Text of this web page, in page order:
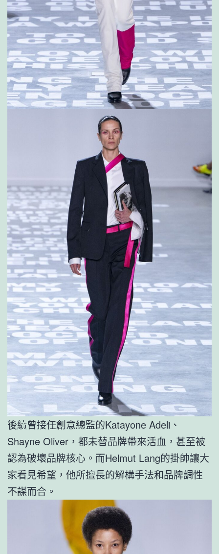
後續曾接任創意總監的Katayone Adeli、
Shayne Oliver，都未替品牌帶來活血，甚至被
認為破壞品牌核心。而Helmut Lang的掛帥讓大
家看見希望，他所擅長的解構手法和品牌調性
不謀而合。